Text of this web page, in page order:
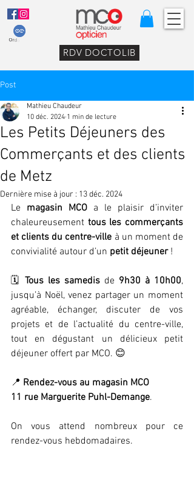
RDV DOCTOLIB
Post
Les Petits Déjeuners des
Commerçants et des clients
de Metz
Mathieu Chaudeur
10 déc. 2024 1 min de lecture
Dernière mise à jour : 13 déc. 2024
Le magasin MCO a le plaisir d’inviter
chaleureusement tous les commerçants
et clients du centre-ville à un moment de
convivialité autour d’un petit déjeuner !
🗓 Tous les samedis de 9h30 à 10h00,
jusqu’à Noël, venez partager un moment
agréable, échanger, discuter de vos
projets et de l’actualité du centre-ville,
tout en dégustant un délicieux petit
déjeuner offert par MCO. 😊
📍 Rendez-vous au magasin MCO
11 rue Marguerite Puhl-Demange.
On vous attend nombreux pour ce
rendez-vous hebdomadaires.